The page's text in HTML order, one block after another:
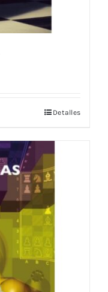
Detalles